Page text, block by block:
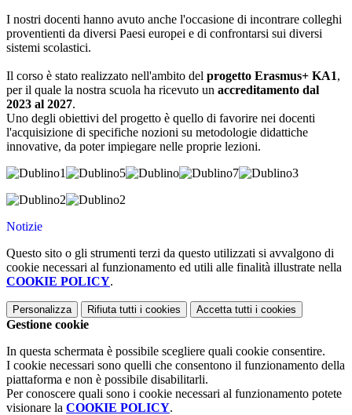
I nostri docenti hanno avuto anche l'occasione di incontrare colleghi
proventienti da diversi Paesi europei e di confrontarsi sui diversi
sistemi scolastici.
Il corso è stato realizzato nell'ambito del progetto Erasmus+ KA1,
per il quale la nostra scuola ha ricevuto un accreditamento dal
2023 al 2027.
Uno degli obiettivi del progetto è quello di favorire nei docenti
l'acquisizione di specifiche nozioni su metodologie didattiche
innovative, da poter impiegare nelle proprie lezioni.
Notizie
Questo sito o gli strumenti terzi da questo utilizzati si avvalgono di
cookie necessari al funzionamento ed utili alle finalità illustrate nella
COOKIE POLICY.
Personalizza Rifiuta tutti i cookies Accetta tutti i cookies
Gestione cookie
In questa schermata è possibile scegliere quali cookie consentire.
I cookie necessari sono quelli che consentono il funzionamento della
piattaforma e non è possibile disabilitarli.
Per conoscere quali sono i cookie necessari al funzionamento potete
visionare la COOKIE POLICY.